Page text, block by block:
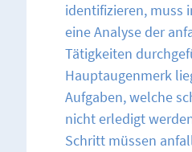
identifizieren, muss
eine Analyse der
Tätigkeiten
Hauptaugenmerk
Aufgaben, welche
nicht erledigt
Schritt müssen